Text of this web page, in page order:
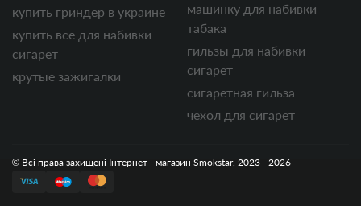
купить гриндер в украине
купить все для набивки
сигарет
крутые зажигалки
машинку для набивки
табака
гильзы для набивки
сигарет
сигаретная гильза
чехол для сигарет
© Всі права захищені Інтернет - магазин Smokstar, 2023 - 2026